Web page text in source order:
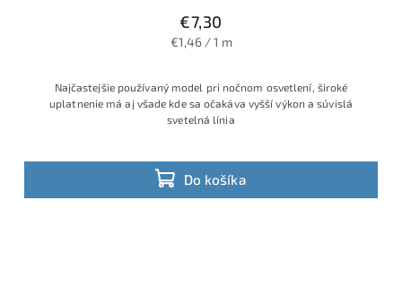
€7,30
€1,46 / 1 m
Do košíka
Najčastejšie používaný model pri nočnom osvetlení, široké
uplatnenie má aj všade kde sa očakáva vyšší výkon a súvislá
svetelná línia